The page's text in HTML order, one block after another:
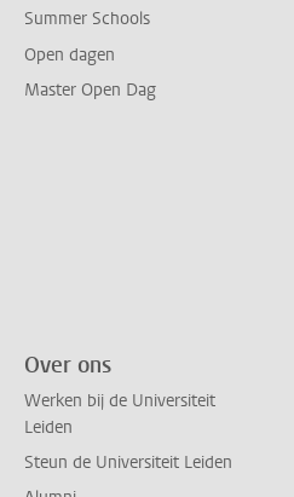
Summer Schools
Open dagen
Master Open Dag
Over ons
Werken bij de Universiteit
Leiden
Steun de Universiteit Leiden